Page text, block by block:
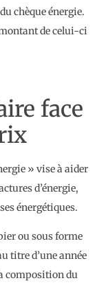
chèque énergie.
de celui-ci
face
» vise à aider
d’énergie,
énergétiques.
ou sous forme
titre d’une année
composition du